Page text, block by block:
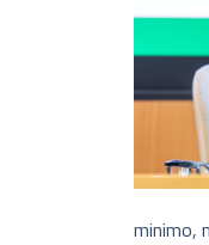
minimo,